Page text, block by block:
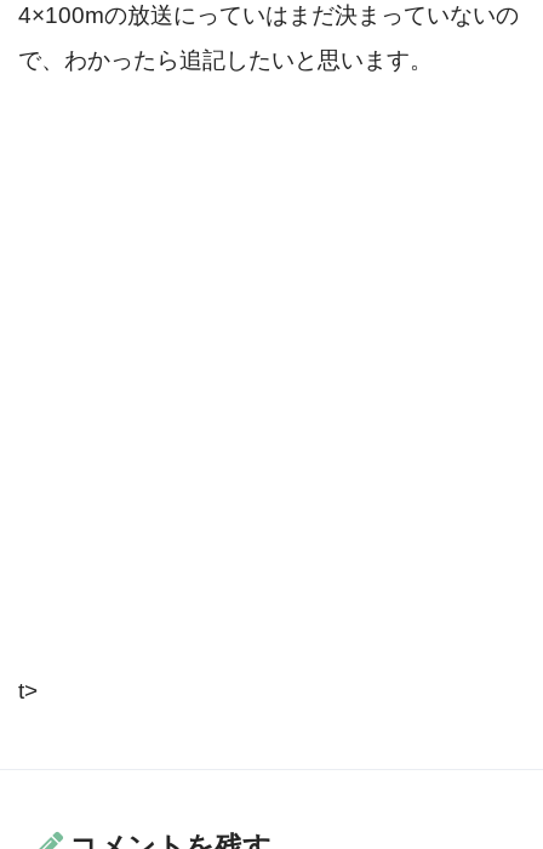
4×100mの放送にっていはまだ決まっていないの
で、わかったら追記したいと思います。
t>